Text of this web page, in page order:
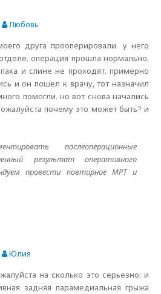
Любовь
друга прооперировали. у него
операция прошла нормально.
и спине не проходят. примерно
и он пошел к врачу, тот назначил
помогли. но вот снова начались
почему это может быть? и
послеоперационные
результат оперативного
провести повторное МРТ и
Юлия
на сколько это серьезно: и
задняя парамедиальная грыжа